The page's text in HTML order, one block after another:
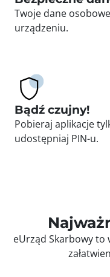
Twoje dane
urządzeniu.
Bądź czujny!
Pobieraj aplikacje
udostępniaj PIN-u.
eUrząd Skarbowy to